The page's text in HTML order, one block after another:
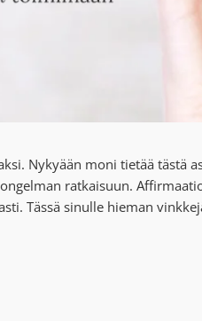
Nykyään moni tietää tästä
ratkaisuun.
Tässä sinulle hieman